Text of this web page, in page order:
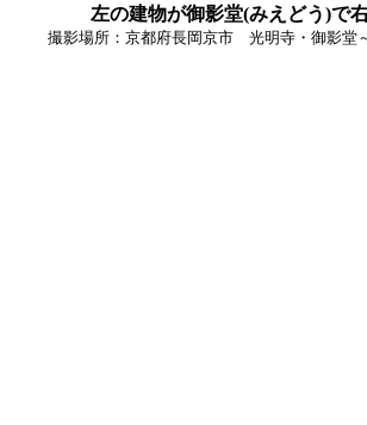
左の建物が御影堂(みえどう)で右
撮影場所：京都府長岡京市 光明寺・御影